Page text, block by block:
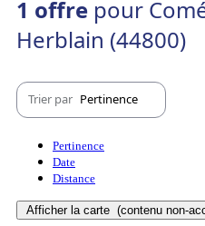
1 offre pour
Herblain (44800)
Trier par Pertinence
Pertinence
Date
Distance
Afficher la carte (contenu non-